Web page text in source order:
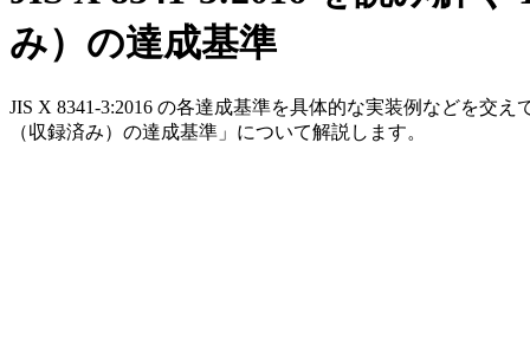
み）の達成基準
JIS X 8341-3:2016 の各達成基準を具体的な実装例などを交
（収録済み）の達成基準」について解説します。